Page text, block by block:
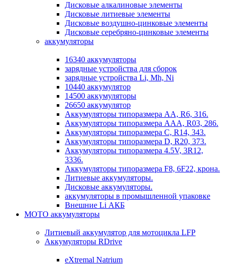
Дисковые алкалиновые элементы
Дисковые литиевые элементы
Дисковые воздушно-цинковые элементы
Дисковые серебряно-цинковые элементы
аккумуляторы
16340 аккумуляторы
зарядные устройства для сборок
зарядные устройства Li, Mh, Ni
10440 аккумулятор
14500 аккумуляторы
26650 аккумулятор
Аккумуляторы типоразмера АА, R6, 316.
Аккумуляторы типоразмера ААА, R03, 286.
Аккумуляторы типоразмера С, R14, 343.
Аккумуляторы типоразмера D, R20, 373.
Аккумуляторы типоразмера 4.5V, 3R12,
3336.
Аккумуляторы типоразмера F8, 6F22, крона.
Литиевые аккумуляторы.
Дисковые аккумуляторы.
аккумуляторы в промышленной упаковке
Внешние Li АКБ
МОТО аккумуляторы
Литиевый аккумулятор для мотоцикла LFP
Аккумуляторы RDrive
eXtremal Natrium